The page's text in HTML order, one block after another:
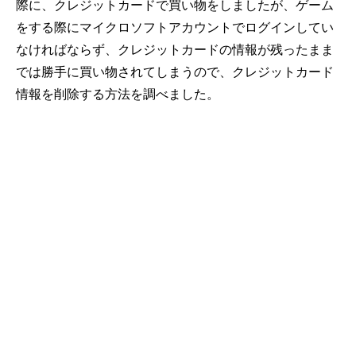
際に、クレジットカードで買い物をしましたが、ゲーム
をする際にマイクロソフトアカウントでログインしてい
なければならず、クレジットカードの情報が残ったまま
では勝手に買い物されてしまうので、クレジットカード
情報を削除する方法を調べました。